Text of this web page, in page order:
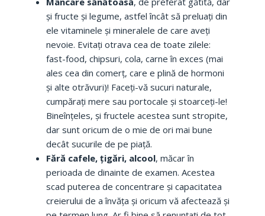
și fructe și legume, astfel încât să preluați din
ele vitaminele și mineralele de care aveți
nevoie. Evitați otrava cea de toate zilele:
fast-food, chipsuri, cola, carne în exces (mai
ales cea din comerț, care e plină de hormoni
și alte otrăvuri)! Faceți-vă sucuri naturale,
cumpărați mere sau portocale și stoarceți-le!
Bineînțeles, și fructele acestea sunt stropite,
dar sunt oricum de o mie de ori mai bune
decât sucurile de pe piață.
Fără cafele, țigări, alcool, măcar în
perioada de dinainte de examen. Acestea
scad puterea de concentrare și capacitatea
creierului de a învăța și oricum vă afectează și